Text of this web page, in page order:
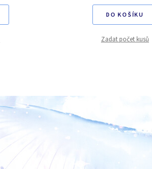
DO KOŠÍKU
Zadat počet kusů